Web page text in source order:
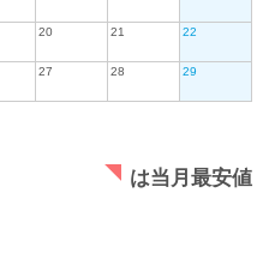
20 21 22
27 28 29
は当月最安値